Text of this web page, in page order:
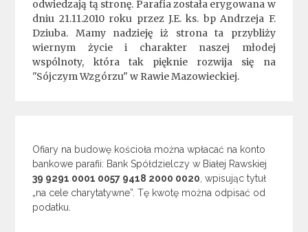
odwiedzają tą stronę. Parafia została erygowana w
dniu 21.11.2010 roku przez J.E. ks. bp Andrzeja F.
Dziuba. Mamy nadzieję iż strona ta przybliży
wiernym życie i charakter naszej młodej
wspólnoty, która tak pięknie rozwija się na
"Sójczym Wzgórzu" w Rawie Mazowieckiej.
Ofiary na budowę kościoła można wpłacać na konto
bankowe parafii: Bank Spółdzielczy w Białej Rawskiej
39 9291 0001 0057 9418 2000 0020 , wpisując tytuł
„na cele charytatywne”. Tę kwotę można odpisać od
podatku.